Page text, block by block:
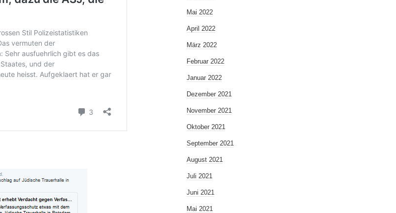
Mai 2022
April 2022
März 2022
Februar 2022
Januar 2022
Dezember 2021
November 2021
Oktober 2021
September 2021
August 2021
Juli 2021
Juni 2021
Mai 2021